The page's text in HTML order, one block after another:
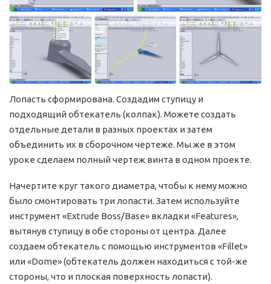
Лопасть сформирована. Создадим ступицу и
подходящий обтекатель (колпак). Можете создать
отдельные детали в разных проектах и затем
объединить их в сборочном чертеже. Мы же в этом
уроке сделаем полный чертеж винта в одном проекте.
Начертите круг такого диаметра, чтобы к нему можно
было смонтировать три лопасти. Затем используйте
инструмент «Extrude Boss/Base» вкладки «Features»,
вытянув ступицу в обе стороны от центра. Далее
создаем обтекатель с помощью инструментов «Fillet»
или «Dome» (обтекатель должен находиться с той-же
стороны, что и плоская поверхность лопасти).